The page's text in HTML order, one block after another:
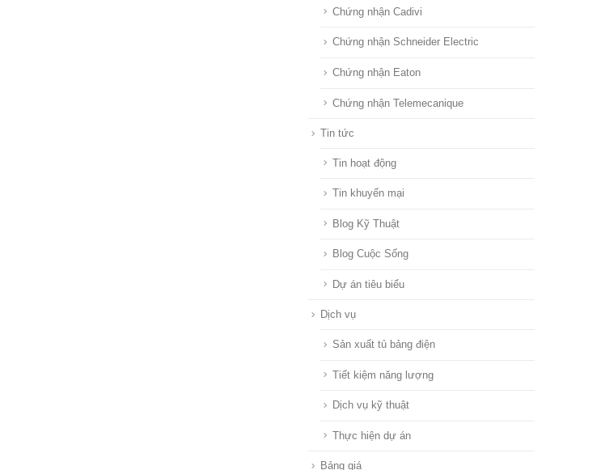
Chứng nhận Cadivi
Chứng nhận Schneider Electric
Chứng nhận Eaton
Chứng nhận Telemecanique
Tin tức
Tin hoạt động
Tin khuyến mại
Blog Kỹ Thuật
Blog Cuộc Sống
Dự án tiêu biểu
Dịch vụ
Sản xuất tủ bảng điện
Tiết kiệm năng lượng
Dịch vụ kỹ thuật
Thực hiện dự án
Bảng giá